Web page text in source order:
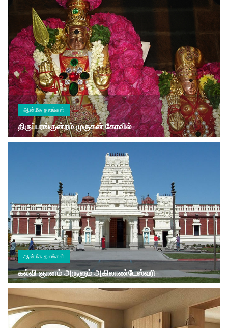
ஆன்மீக தலங்கள்
திருப்பரங்குன்றம் முருகன் கோவில்
ஆன்மீக தலங்கள்
கல்வி ஞானம் அருளும் அகிலாண்டேஸ்வரி